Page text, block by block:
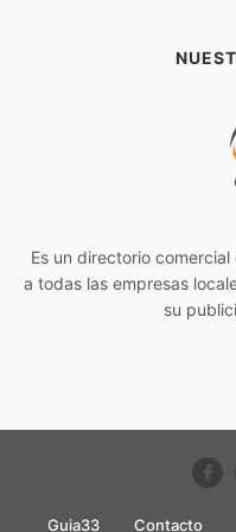
Es un directorio
a todas las empresas
su
Guia33 Contacto